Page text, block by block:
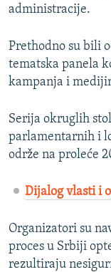
administracije.
Prethodno su bili
tematska panela
kampanja i
Serija okruglih
parlamentarnih i
održe na proleće
Dijalog vlasti i
Organizatori su
proces u Srbiji
rezultiraju